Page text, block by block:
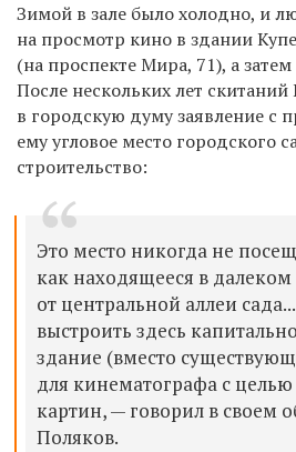
Зимой в зале было холодно, и
на просмотр кино в здании
(на проспекте Мира, 71), а
После нескольких лет
в городскую думу заявление с
ему угловое место городского
строительство:
Это место никогда не
как находящееся в далеком
от центральной аллеи
выстроить здесь
здание (вместо
для кинематографа с
картин, — говорил в своем
Поляков.